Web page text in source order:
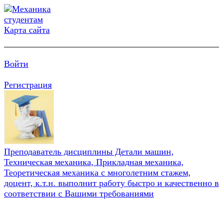
Карта сайта
Войти
Регистрация
Преподаватель дисциплины Детали машин,
Техническая механика, Прикладная механика,
Теоретическая механика с многолетним стажем,
доцент, к.т.н. выполнит работу быстро и качественно в
соответствии с Вашими требованиями